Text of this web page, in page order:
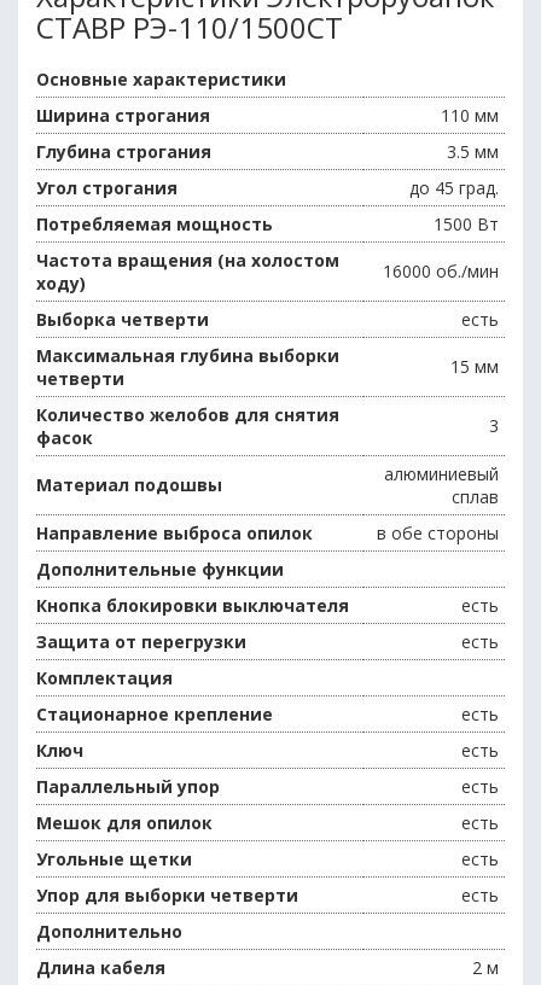
СТАВР РЭ-110/1500СТ
Основные характеристики
Ширина строгания
110 мм
Глубина строгания
3.5 мм
Угол строгания
до 45 град.
Потребляемая мощность
1500 Вт
Частота вращения (на холостом
ходу)
16000 об./мин
Выборка четверти
есть
Максимальная глубина выборки
четверти
15 мм
Количество желобов для снятия
фасок
3
Материал подошвы
алюминиевый
сплав
Направление выброса опилок
в обе стороны
Дополнительные функции
Кнопка блокировки выключателя
есть
Защита от перегрузки
есть
Комплектация
Стационарное крепление
есть
Ключ
есть
Параллельный упор
есть
Мешок для опилок
есть
Угольные щетки
есть
Упор для выборки четверти
есть
Дополнительно
Длина кабеля
2 м